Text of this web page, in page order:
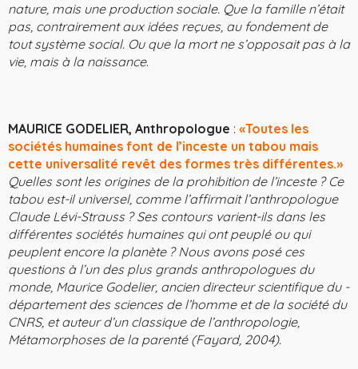
nature, mais une production sociale. Que la famille n’était
pas, contrairement aux idées reçues, au fondement de
tout système social. Ou que la mort ne s’opposait pas à la
vie, mais à la naissance.
MAURICE GODELIER, Anthropologue : «Toutes les
sociétés humaines font de l’inceste un tabou mais
cette universalité revêt des formes très différentes.»
Quelles sont les origines de la prohibition de l’inceste ? Ce
tabou est-il universel, comme l’affirmait l’anthropologue
Claude Lévi-Strauss ? Ses contours varient-ils dans les
différentes sociétés humaines qui ont peuplé ou qui
peuplent encore la planète ? Nous avons posé ces
questions à l’un des plus grands anthropologues du
monde, Maurice Godelier, ancien directeur scientifique du ­
département des sciences de l’homme et de la société du
CNRS, et auteur d’un classique de l’anthropologie,
Métamorphoses de la parenté (Fayard, 2004).